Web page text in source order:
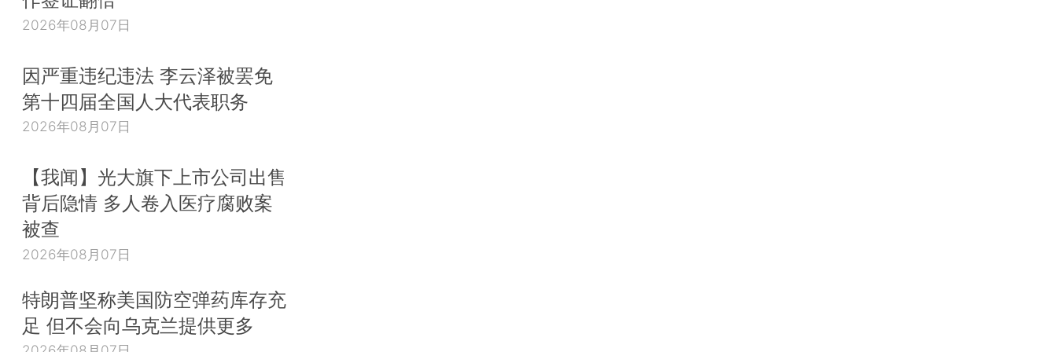
2026年08月07日
因严重违纪违法 李云泽被罢免
第十四届全国人大代表职务
2026年08月07日
【我闻】光大旗下上市公司出售
背后隐情 多人卷入医疗腐败案
被查
2026年08月07日
特朗普坚称美国防空弹药库存充
足 但不会向乌克兰提供更多